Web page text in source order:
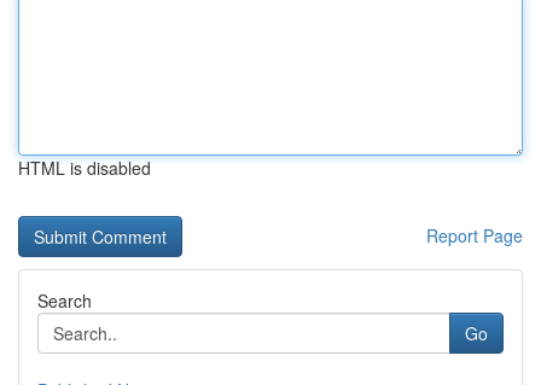
HTML is disabled
Report Page
Search
Go